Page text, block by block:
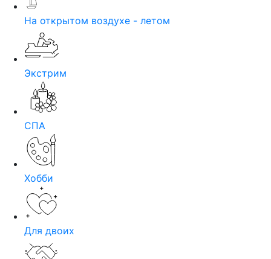
На открытом воздухе - летом
Экстрим
СПА
Хобби
Для двоих